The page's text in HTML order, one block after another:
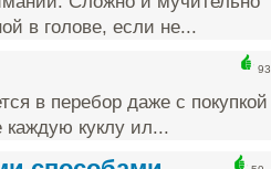
в голове, если не...
93
в перебор даже с покупкой
каждую куклу ил...